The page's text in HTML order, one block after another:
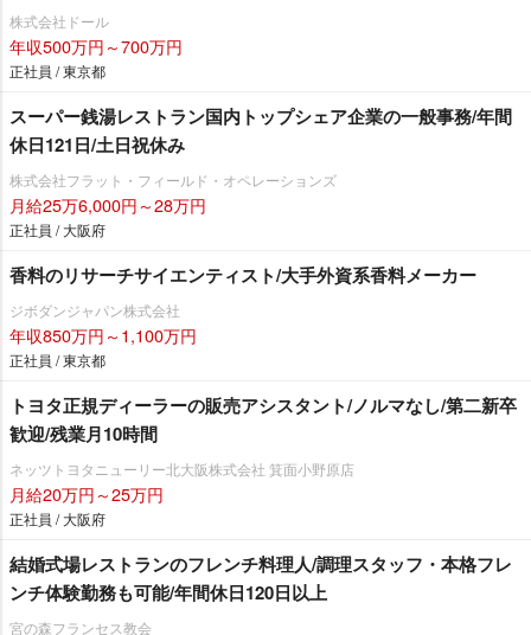
株式会社ドール
年収500万円～700万円
正社員 / 東京都
スーパー銭湯レストラン国内トップシェア企業の一般事務/年間
休日121日/土日祝休み
株式会社フラット・フィールド・オペレーションズ
月給25万6,000円～28万円
正社員 / 大阪府
香料のリサーチサイエンティスト/大手外資系香料メーカー
ジボダンジャパン株式会社
年収850万円～1,100万円
正社員 / 東京都
トヨタ正規ディーラーの販売アシスタント/ノルマなし/第二新卒
歓迎/残業月10時間
ネッツトヨタニューリー北大阪株式会社 箕面小野原店
月給20万円～25万円
正社員 / 大阪府
結婚式場レストランのフレンチ料理人/調理スタッフ・本格フレ
ンチ体験勤務も可能/年間休日120日以上
宮の森フランセス教会